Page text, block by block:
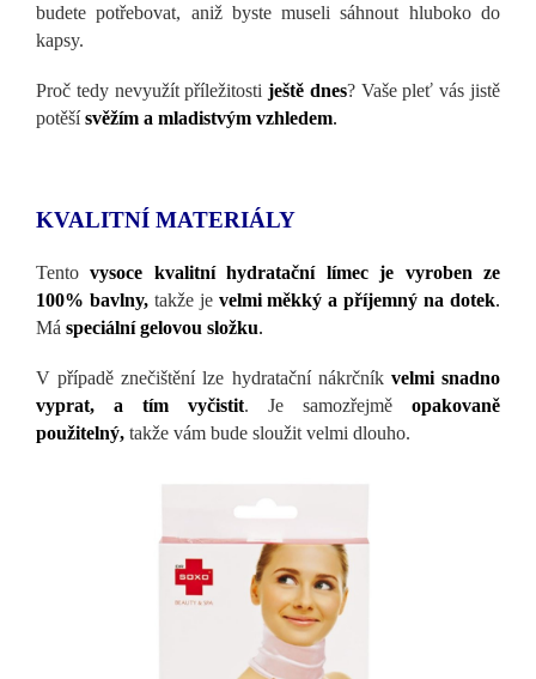
budete potřebovat, aniž byste museli sáhnout hluboko do
kapsy.
Proč tedy nevyužít příležitostiještě dnes? Vaše pleť vás jistě
potěšísvěžím a mladistvým vzhledem.
KVALITNÍ MATERIÁLY
Tentovysoce kvalitní hydratační límec je vyroben ze
100% bavlny, takže je velmi měkký a příjemný na dotek.
Má speciální gelovou složku.
V případě znečištění lze hydratační nákrčník velmi snadno
vyprat, a tím vyčistit. Je samozřejmě opakovaně
použitelný, takže vám bude sloužit velmi dlouho.